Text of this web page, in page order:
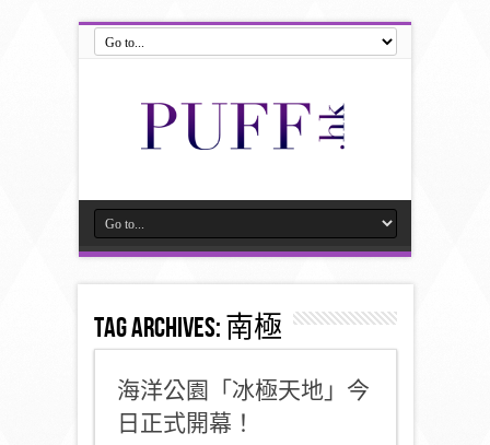
Tag Archives:南極
海洋公園「冰極天地」今
日正式開幕！